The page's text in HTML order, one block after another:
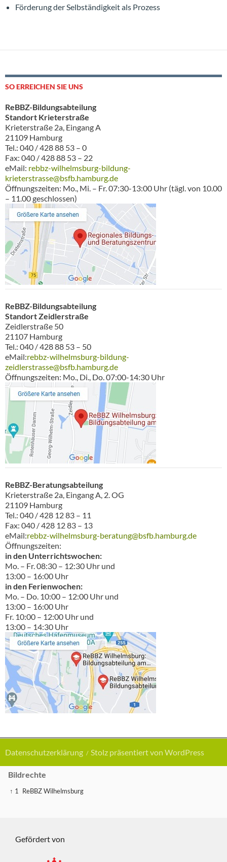
Förderung der Selbständigkeit als Prozess
SO ERREICHEN SIE UNS
ReBBZ-Bildungsabteilung
Standort Krieterstraße
Krieterstraße 2a, Eingang A
21109 Hamburg
Tel.: 040 / 428 88 53 – 0
Fax: 040 / 428 88 53 – 22
eMail: rebbz-wilhelmsburg-bildung-
krieterstrasse@bsfb.hamburg.de
Öffnungszeiten: Mo., Mi. – Fr. 07:30-13:00 Uhr (tägl. von 10.00
– 11.00 geschlossen)
ReBBZ-Bildungsabteilung
Standort Zeidlerstraße
Zeidlerstraße 50
21107 Hamburg
Tel.: 040 / 428 88 53 – 50
eMail:rebbz-wilhelmsburg-bildung-
zeidlerstrasse@bsfb.hamburg.de
Öffnungszeiten: Mo., Di., Do. 07:00-14:30 Uhr
ReBBZ-Beratungsabteilung
Krieterstraße 2a, Eingang A, 2. OG
21109 Hamburg
Tel.: 040 / 428 12 83 – 11
Fax: 040 / 428 12 83 – 13
eMail:rebbz-wilhelmsburg-beratung@bsfb.hamburg.de
Öffnungszeiten:
in den Unterrichtswochen:
Mo. – Fr. 08:30 – 12:30 Uhr und
13:00 – 16:00 Uhr
in den Ferienwochen:
Mo. – Do. 10:00 – 12:00 Uhr und
13:00 – 16:00 Uhr
Fr. 10:00 – 12:00 Uhr und
13:00 – 14:30 Uhr
Datenschutzerklärung Stolz präsentiert von WordPress
Bildrechte
↑ 1 ReBBZ Wilhelmsburg
Gefördert von